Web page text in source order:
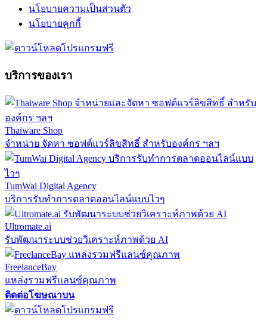
นโยบายความเป็นส่วนตัว
นโยบายคุกกี้
บริการของเรา
Thaiware Shop
จำหน่าย จัดหา ซอฟต์แวร์ลิขสิทธิ์ สำหรับองค์กร ฯลฯ
TumWai Digital Agency
บริการรับทำการตลาดออนไลน์แบบไวๆ
Ultromate.ai
รับพัฒนาระบบช่วยวิเคราะห์ภาพด้วย AI
FreelanceBay
แหล่งรวมฟรีแลนซ์คุณภาพ
ติดต่อโฆษณาบน